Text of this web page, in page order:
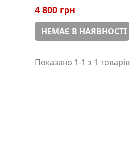
4 800 грн
НЕМАЄ В НАЯВНОСТІ
Показано 1-1 з 1 товарів